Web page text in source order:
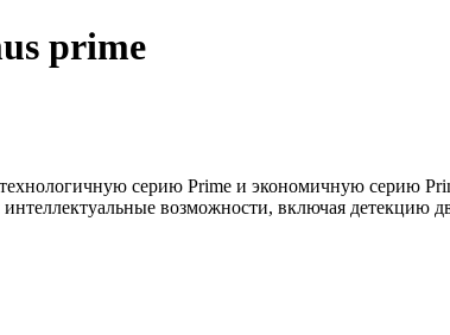
prime
серию Prime и экономичную серию
возможности, включая детекцию